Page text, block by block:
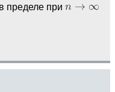
пределе при